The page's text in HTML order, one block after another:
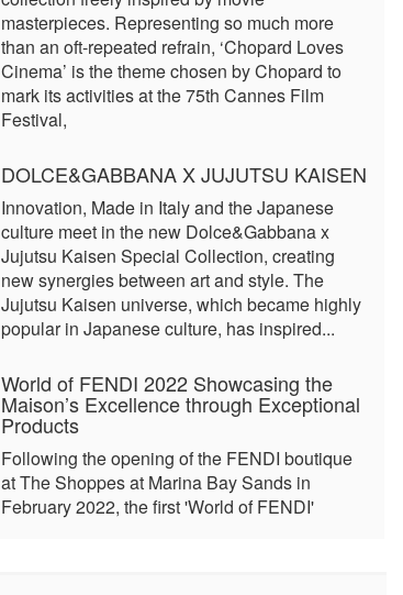
masterpieces. Representing so much more
than an oft-repeated refrain, ‘Chopard Loves
Cinema’ is the theme chosen by Chopard to
mark its activities at the 75th Cannes Film
Festival,
DOLCE&GABBANA X JUJUTSU KAISEN
Innovation, Made in Italy and the Japanese
culture meet in the new Dolce&Gabbana x
Jujutsu Kaisen Special Collection, creating
new synergies between art and style. The
Jujutsu Kaisen universe, which became highly
popular in Japanese culture, has inspired...
World of FENDI 2022 Showcasing the
Maison’s Excellence through Exceptional
Products
Following the opening of the FENDI boutique
at The Shoppes at Marina Bay Sands in
February 2022, the first 'World of FENDI'